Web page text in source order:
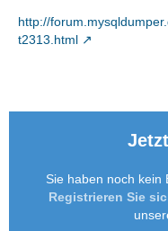
http://
t2313.html
Sie haben noch kein
Registrieren Sie